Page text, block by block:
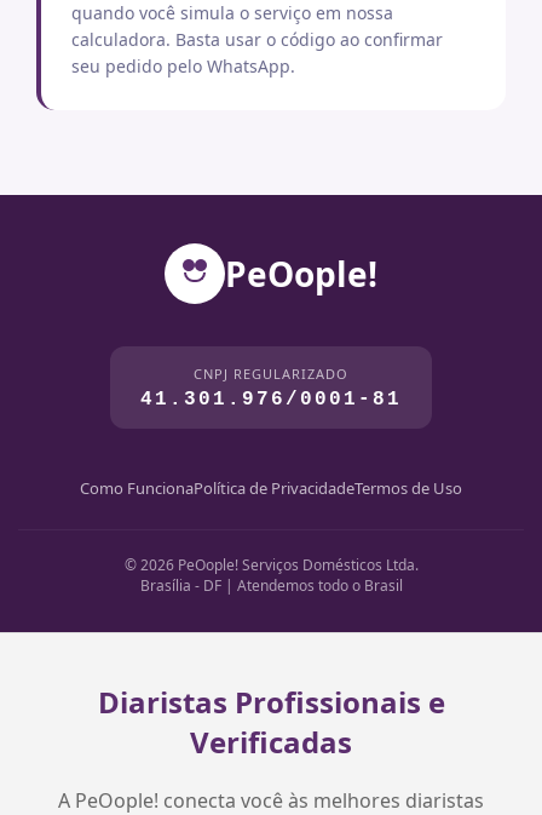
quando você simula o serviço em nossa
calculadora. Basta usar o código ao confirmar
seu pedido pelo WhatsApp.
PeOople!
CNPJ REGULARIZADO
41.301.976/0001-81
Como FuncionaPolítica de PrivacidadeTermos de Uso
© 2026 PeOople! Serviços Domésticos Ltda.
Brasília - DF | Atendemos todo o Brasil
Diaristas Profissionais e
Verificadas
A PeOople! conecta você às melhores diaristas